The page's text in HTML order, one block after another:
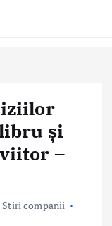
și
–
Stiri companii